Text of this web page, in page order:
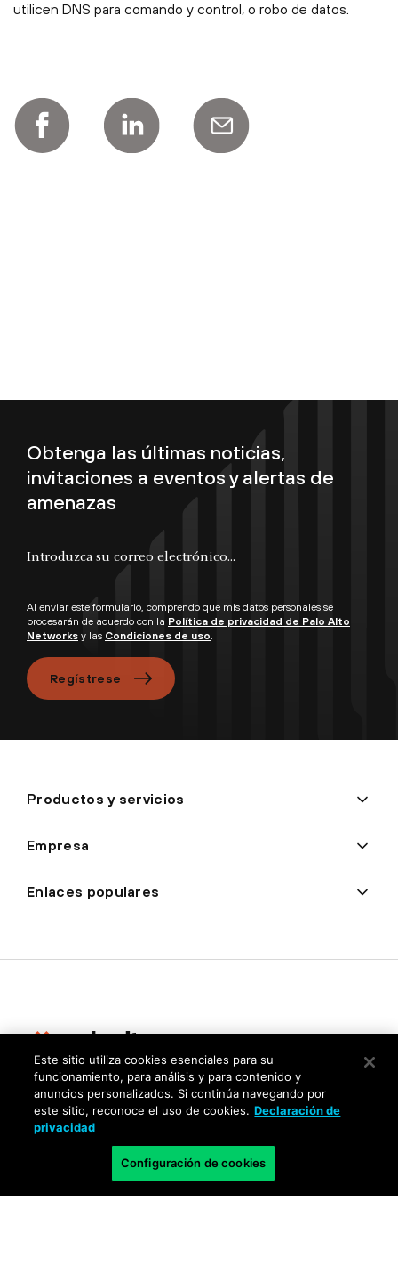
utilicen DNS para comando y control, o robo de datos.
Obtenga las últimas noticias,
invitaciones a eventos y alertas de
amenazas
Al enviar este formulario, comprendo que mis datos personales se
procesarán de acuerdo con la Política de privacidad de Palo Alto
Networks y las Condiciones de uso.
Regístrese
Productos y servicios
Empresa
Enlaces populares
Privacidad
Centro de confianza
Condiciones de uso
Este sitio utiliza cookies esenciales para su
funcionamiento, para análisis y para contenido y
anuncios personalizados. Si continúa navegando por
este sitio, reconoce el uso de cookies. Declaración de
privacidad
Configuración de cookies